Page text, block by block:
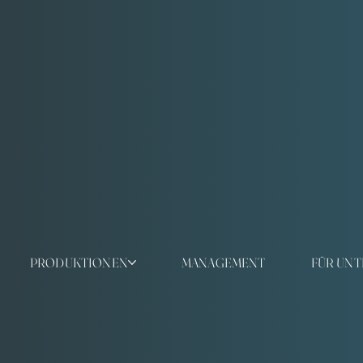
PRODUKTIONEN MANAGEMENT FÜR